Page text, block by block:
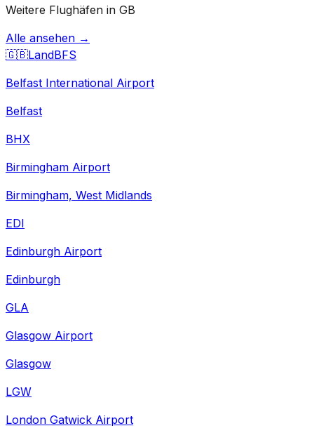
Weitere Flughäfen in GB
Alle ansehen →
🇬🇧LandBFS
Belfast International Airport
Belfast
BHX
Birmingham Airport
Birmingham, West Midlands
EDI
Edinburgh Airport
Edinburgh
GLA
Glasgow Airport
Glasgow
LGW
London Gatwick Airport